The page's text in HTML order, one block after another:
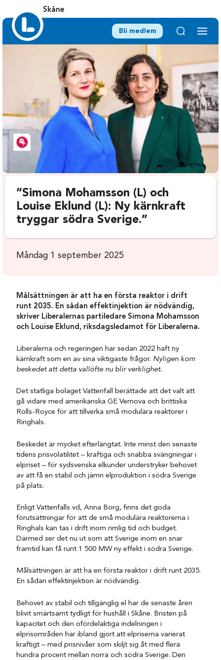
Skåne
Bli medlem
”Simona Mohamsson (L) och
Louise Eklund (L): Ny kärnkraft
tryggar södra Sverige.”
Måndag 1 september 2025
Målsättningen är att ha en första reaktor i drift
runt 2035. En sådan effektinjektion är nödvändig,
skriver Liberalernas partiledare Simona Mohamsson
och Louise Eklund, riksdagsledamot för Liberalerna.
Liberalerna och regeringen har sedan 2022 haft ny
kärnkraft som en av sina viktigaste frågor. Nyligen kom
beskedet att detta vallöfte nu blir verklighet.
Det statliga bolaget Vattenfall berättade att det valt att
gå vidare med amerikanska GE Vernova och brittiska
Rolls-Royce för att tillverka små modulära reaktorer i
Ringhals.
Beskedet är mycket efterlängtat. Inte minst den senaste
tidens prisvolatilitet – kraftiga och snabba svängningar i
elpriset – för sydsvenska elkunder understryker behovet
av att få en stabil och jämn elproduktion i södra Sverige
på plats.
Enligt Vattenfalls vd, Anna Borg, finns det goda
förutsättningar för att de små modulära reaktorerna i
Ringhals kan tas i drift inom rimlig tid och budget.
Därmed ser det nu ut som att Sverige inom en snar
framtid kan få runt 1 500 MW ny effekt i södra Sverige.
Målsättningen är att ha en första reaktor i drift runt 2035.
En sådan effektinjektion är nödvändig.
Behovet av stabil och tillgänglig el har de senaste åren
blivit smärtsamt tydligt för hushåll i Skåne. Bristen på
kapacitet och den ofördelaktiga indelningen i
elprisområden har ibland gjort att elpriserna varierat
kraftigt – med prisnivåer som skiljt sig åt med flera
hundra procent mellan norra och södra Sverige. Den